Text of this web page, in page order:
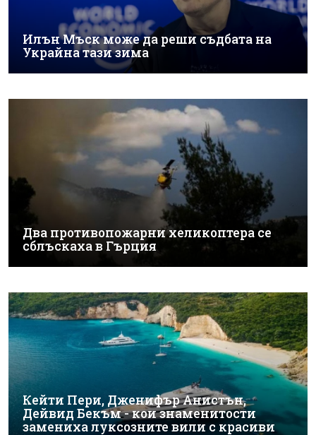
Илън Мъск може да реши съдбата на
Украйна тази зима
Два противопожарни хеликоптера се
сблъскаха в Гърция
Кейти Пери, Дженифър Анистън,
Дейвид Бекъм - кои знаменитости
замениха луксозните вили с красиви